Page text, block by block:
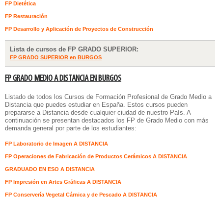
FP Dietética
FP Restauración
FP Desarrollo y Aplicación de Proyectos de Construcción
Lista de cursos de FP GRADO SUPERIOR:
FP GRADO SUPERIOR en BURGOS
FP GRADO MEDIO A DISTANCIA EN BURGOS
Listado de todos los Cursos de Formación Profesional de Grado Medio a
Distanciaque puedes estudiar en España. Estos cursos pueden
prepararse a Distancia desde cualquier ciudad de nuestro País. A
continuación se presentan destacados los FP de Grado Medio con más
demanda general por parte de los estudiantes:
FP Laboratorio de Imagen A DISTANCIA
FP Operaciones de Fabricación de Productos Cerámicos A DISTANCIA
GRADUADO EN ESO A DISTANCIA
FP Impresión en Artes Gráficas A DISTANCIA
FP Conservería Vegetal Cárnica y de Pescado A DISTANCIA